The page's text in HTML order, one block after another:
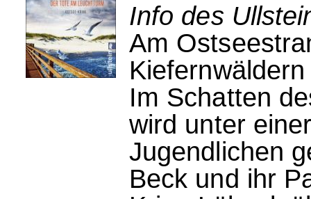
Info des
Am
Im Schatten
wird unter
Jugendlichen
Beck und ihr